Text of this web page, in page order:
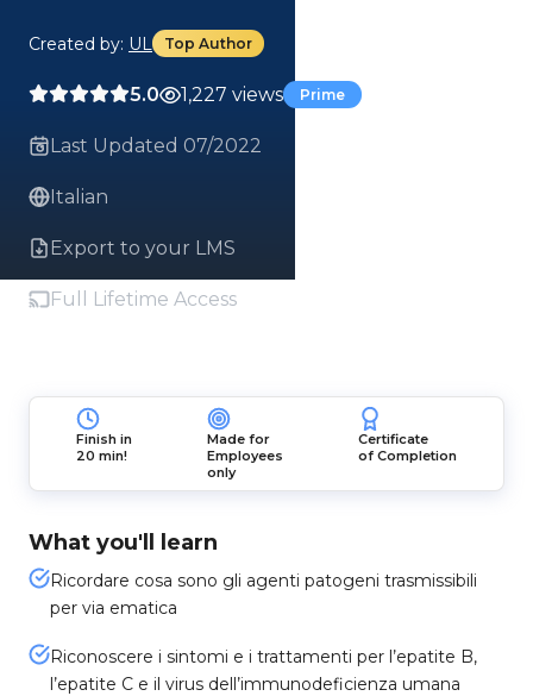
Created by: UL Top Author
5.0 1,227 views Prime
Last Updated 07/2022
Italian
Export to your LMS
Full Lifetime Access
Finish in
20 min!
Made for
Employees
only
Certificate
of Completion
What you'll learn
Ricordare cosa sono gli agenti patogeni trasmissibili
per via ematica
Riconoscere i sintomi e i trattamenti per l’epatite B,
l’epatite C e il virus dell’immunodeficienza umana